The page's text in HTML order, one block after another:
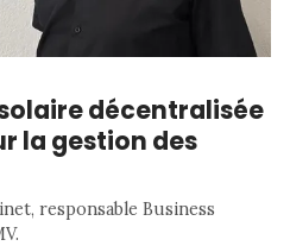
décentralisée
la gestion des
responsable Business